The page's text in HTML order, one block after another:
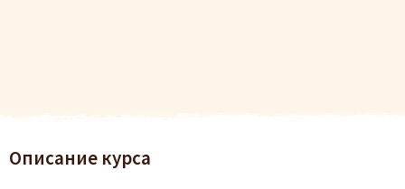
Описание курса